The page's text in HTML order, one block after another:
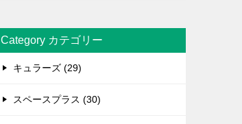
Category カテゴリー
キュラーズ (29)
スペースプラス (30)